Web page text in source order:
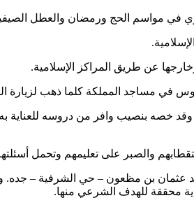
في مواسم الحج ورمضان والعطل
عن طريق المراكز الإسلامية.
خصه بنصيب وافر من دروسه للعناية به
بن مظعون – حي الشرفية – جده. وقد
محققة للهدف الشرعي منها.